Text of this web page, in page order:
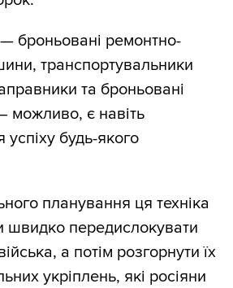
броньовані ремонтно-
транспортувальники
та броньовані
можливо, є навіть
будь-якого
планування ця техніка
швидко передислокувати
а потім розгорнути їх
укріплень, які росіяни